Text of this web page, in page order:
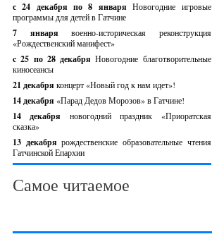
с 24 декабря по 8 январяНовогодние игровые
программы для детей в Гатчине
7 январявоенно-историческая реконструкция
«Рождественский манифест»
c 25 по 28 декабряНовогодние благотворительные
киносеансы
21 декабря концерт «Новый год к нам идет»!
14 декабря «Парад Дедов Морозов» в Гатчине!
14 декабря новогодний праздник «Приоратская
сказка»
13 декабрярождественские образовательные чтения
Гатчинской Епархии
Самое читаемое